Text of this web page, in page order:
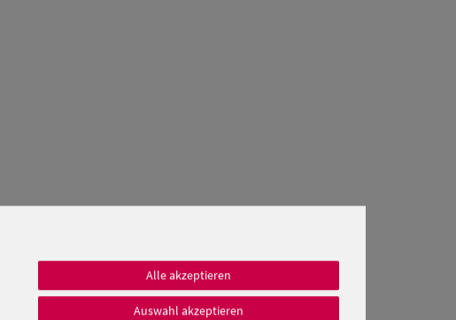
Alle akzeptieren
Auswahl akzeptieren